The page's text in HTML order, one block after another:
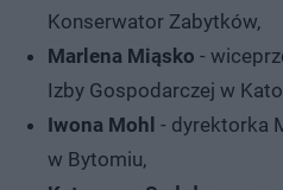
Konserwator Zabytków,
Marlena Miąsko -
Izby Gospodarczej w
Iwona Mohl - dyrektorka
w Bytomiu,